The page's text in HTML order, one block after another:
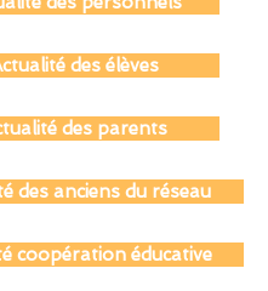
des personnels
des élèves
des parents
des anciens du réseau